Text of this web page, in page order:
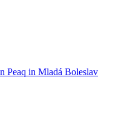
Peaq in Mladá Boleslav